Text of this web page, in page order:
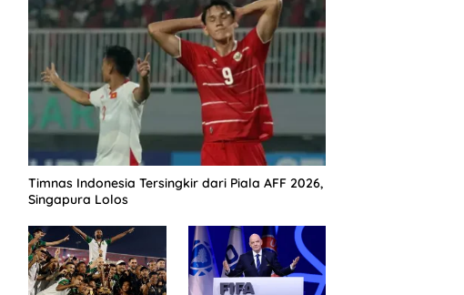
Timnas Indonesia Tersingkir dari Piala AFF 2026,
Singapura Lolos